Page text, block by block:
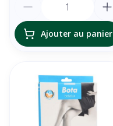
Ajouter au panier